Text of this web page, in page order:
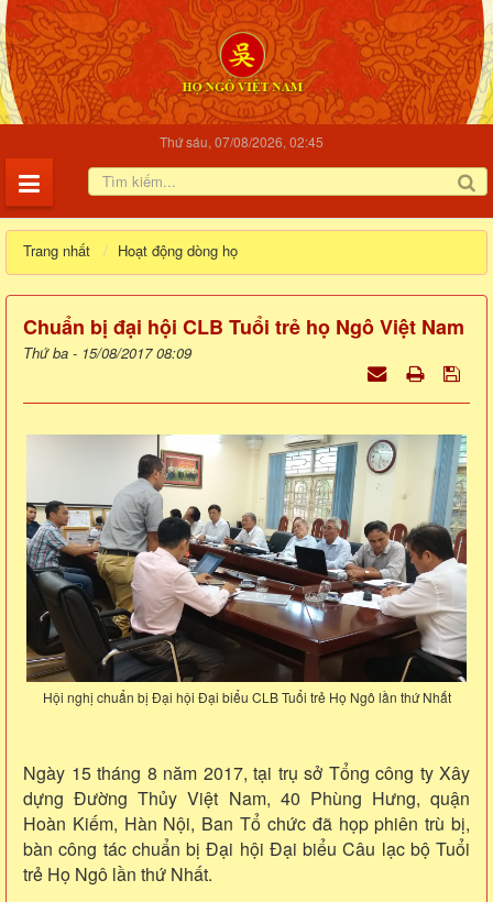
Thứ sáu, 07/08/2026, 02:45
Trang nhất Hoạt động dòng họ
Chuẩn bị đại hội CLB Tuổi trẻ họ Ngô Việt Nam
Thứ ba - 15/08/2017 08:09
Hội nghị chuẩn bị Đại hội Đại biểu CLB Tuổi trẻ Họ Ngô lần thứ Nhất
Ngày 15 tháng 8 năm 2017, tại trụ sở Tổng công ty Xây
dựng Đường Thủy Việt Nam, 40 Phùng Hưng, quận
Hoàn Kiếm, Hàn Nội, Ban Tổ chức đã họp phiên trù bị,
bàn công tác chuẩn bị Đại hội Đại biểu Câu lạc bộ Tuổi
trẻ Họ Ngô lần thứ Nhất.